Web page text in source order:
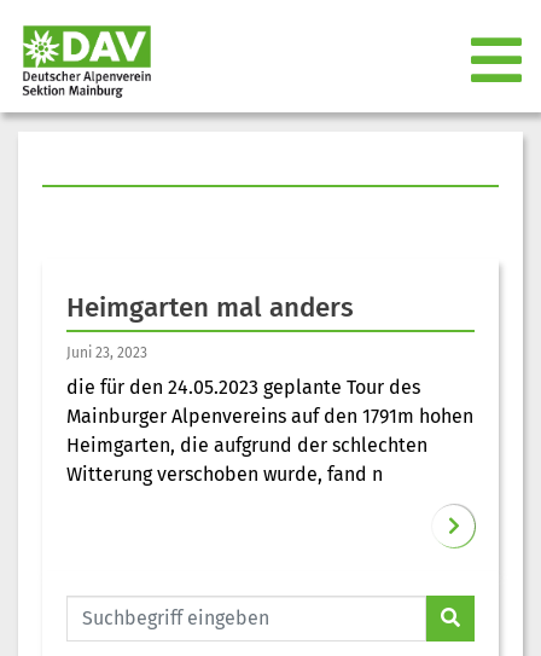
Heimgarten mal anders
Juni 23, 2023
die für den 24.05.2023 geplante Tour des
Mainburger Alpenvereins auf den 1791m hohen
Heimgarten, die aufgrund der schlechten
Witterung verschoben wurde, fand n